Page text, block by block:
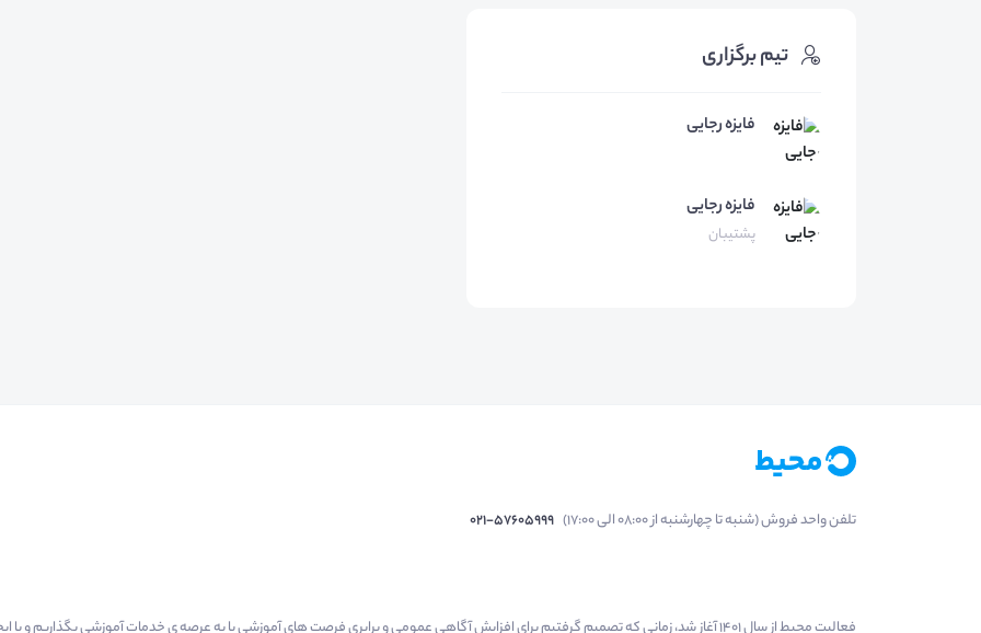
تیم برگزاری
فایزه رجایی
فایزهرجایی
پشتیبان
تلفن واحد فروش (شنبه تا چهارشنبه از 08:00 الی 17:00) 021-57605999
فعالیت محیط از سال 1401 آغاز شد، زمانی که تصمیم گرفتیم برای افزایش آگاهی عمومی و برابری فرصت های آموزشی پا به عرصه ی خدمات آموزشی بگذاریم و